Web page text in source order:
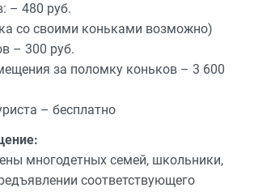
– 480 руб.
со своими коньками возможно)
– 300 руб.
за поломку коньков – 3 600
– бесплатно
многодетных семей, школьники,
соответствующего